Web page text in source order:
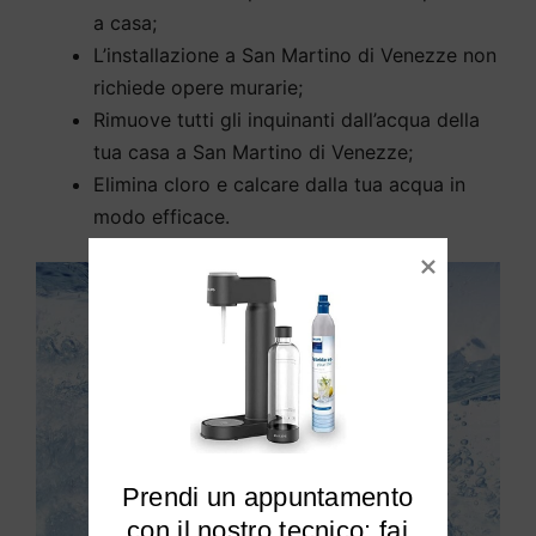
a casa;
L’installazione a San Martino di Venezze non
richiede opere murarie;
Rimuove tutti gli inquinanti dall’acqua della
tua casa a San Martino di Venezze;
Elimina cloro e calcare dalla tua acqua in
modo efficace.
Prendi un appuntamento